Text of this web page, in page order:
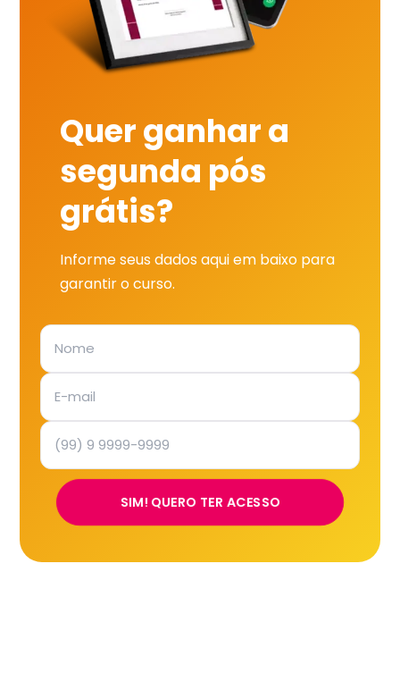
Quer ganhar a
segunda pós
grátis?
Informe seus dados aqui em baixo para
garantir o curso.
SIM! QUERO TER ACESSO